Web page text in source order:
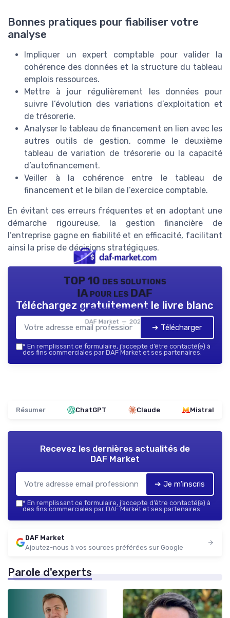
Bonnes pratiques pour fiabiliser votre
analyse
Impliquer un expert comptable pour valider la
cohérence des données et la structure du tableau
emplois ressources.
Mettre à jour régulièrement les données pour
suivre l’évolution des variations d’exploitation et
de trésorerie.
Analyser le tableau de financement en lien avec les
autres outils de gestion, comme le deuxième
tableau de variation de trésorerie ou la capacité
d’autofinancement.
Veiller à la cohérence entre le tableau de
financement et le bilan de l’exercice comptable.
En évitant ces erreurs fréquentes et en adoptant une
démarche rigoureuse, la gestion financière de
l’entreprise gagne en fiabilité et en efficacité, facilitant
ainsi la prise de décisions stratégiques.
TOP 10 des solutions
IA pour les DAF
DAF Market — 2026
Téléchargez gratuitement le livre blanc
➔ Télécharger
* En remplissant ce formulaire, j’accepte d’être contacté(e) à
des fins commerciales par DAF Market et ses partenaires.
Résumer ChatGPT Claude Mistral
Recevez les dernières actualités de
DAF Market
➔ Je m'inscris
* En remplissant ce formulaire, j’accepte d’être contacté(e) à
des fins commerciales par DAF Market et ses partenaires.
DAF Market
Ajoutez-nous à vos sources préférées sur Google
Parole d'experts